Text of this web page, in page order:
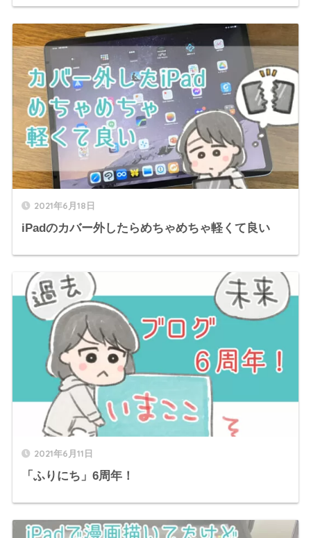
2021年6月18日
iPadのカバー外したらめちゃめちゃ軽くて良い
2021年6月11日
「ふりにち」6周年！